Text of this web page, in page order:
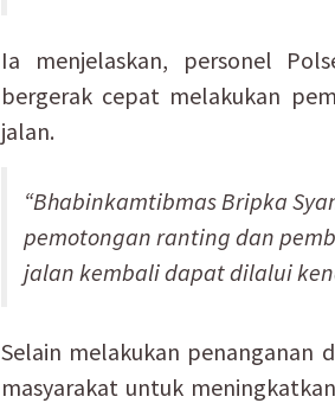
Ia menjelaskan, personel
bergerak cepat melakukan
jalan.
“Bhabinkamtibmas Bripka
pemotongan ranting dan
jalan kembali dapat dilalui
Selain melakukan penanganan
masyarakat untuk